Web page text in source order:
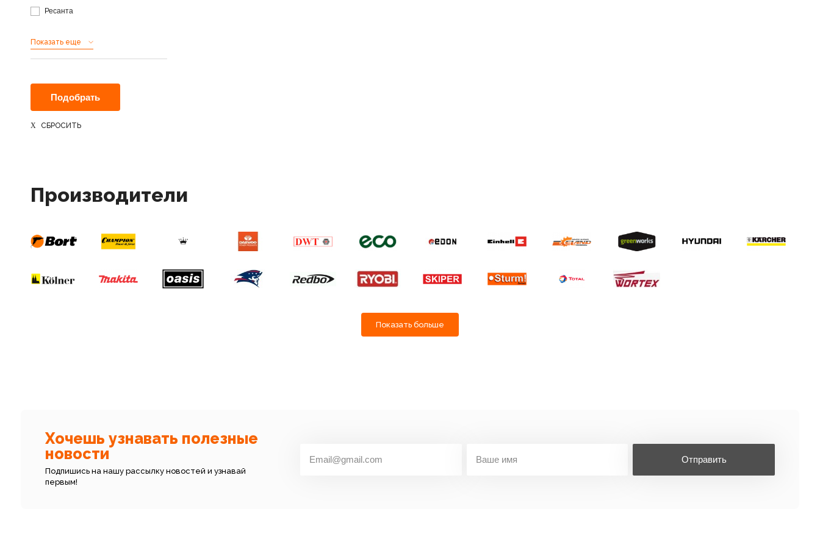
Ресанта
Показать еще
СБРОСИТЬ
Производители
Показать больше
Хочешь узнавать полезные
новости
Подпишись на нашу рассылку новостей и узнавай
первым!
Отправить